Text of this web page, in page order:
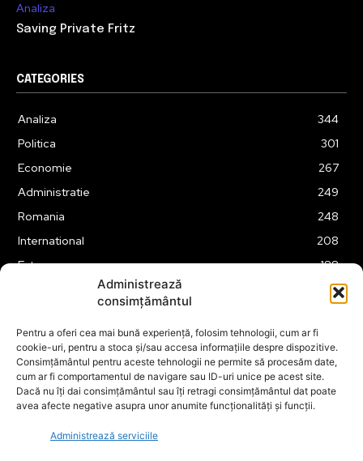
Administrează
consimțământul
Pentru a oferi cea mai bună experiență, folosim tehnologii, cum ar fi
cookie-uri, pentru a stoca și/sau accesa informațiile despre dispozitive.
Consimțământul pentru aceste tehnologii ne permite să procesăm date,
cum ar fi comportamentul de navigare sau ID-uri unice pe acest site.
Dacă nu îți dai consimțământul sau îți retragi consimțământul dat poate
avea afecte negative asupra unor anumite funcționalități și funcții.
Administrează serviciile
Analiza
Saving Private Fritz
CATEGORIES
Analiza
344
Politica
301
Economie
267
Administratie
249
Romania
248
International
208
Externe
188
175
Tehnologie
Financiar
160
ABUZURI
158
Social
Educatie